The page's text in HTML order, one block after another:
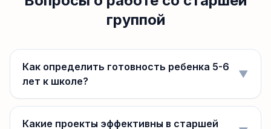
группой
Как определить готовность ребенка 5-6
лет к школе?
▼
Какие проекты эффективны в старшей